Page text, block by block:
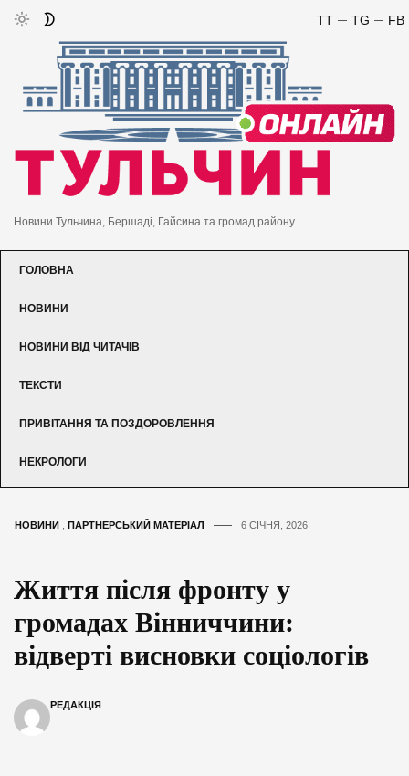
FB
TG
TT
Новини Тульчина, Бершаді, Гайсина та громад району
ГОЛОВНА
НОВИНИ
НОВИНИ ВІД ЧИТАЧІВ
ТЕКСТИ
ПРИВІТАННЯ ТА ПОЗДОРОВЛЕННЯ
НЕКРОЛОГИ
НОВИНИ ПАРТНЕРСЬКИЙ МАТЕРІАЛ 6 СІЧНЯ, 2026
Життя після фронту у
громадах Вінниччини:
відверті висновки соціологів
РЕДАКЦІЯ